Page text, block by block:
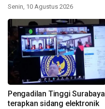
Senin, 10 Agustus 2026
Pengadilan Tinggi Surabaya
terapkan sidang elektronik